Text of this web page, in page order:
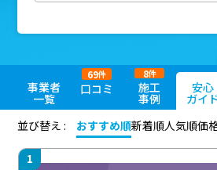
事業者
一覧
口コミ
69件
施工
事例
8件
安心
ガイ
並び替え :
おすすめ順新着順人気順価
1